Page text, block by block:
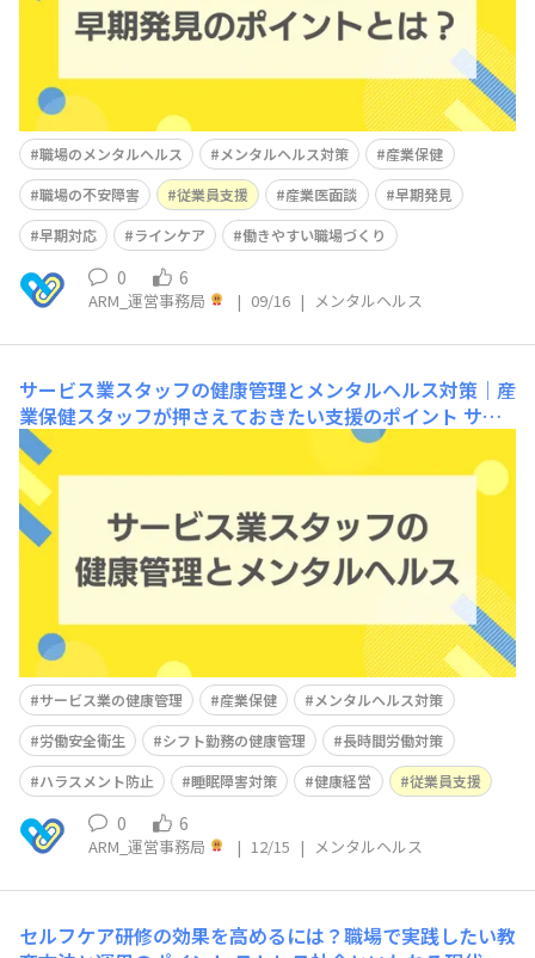
職場のメンタルヘルス メンタルヘルス対策
産業保健
職場の不安障害
従業員支援 産業医面談
早期発見
早期対応
ラインケア 働きやすい職場づくり
0 6
ARM_運営事務局 | 09/16 | メンタルヘルス
サービス業スタッフの健康管理とメンタルヘルス対策｜産
業保健スタッフが押さえておきたい支援のポイント サー
ビス業とは、小売・飲食・宿泊・介護など、人と直接関わ
る業務を担う職種を指します。非正規雇用やアルバイトが
多く、小規模事業所が多い点も特徴です。そのため、産業
医や保健師が配置されていない職場も少なくありません。
また、シフト勤務や長時間労働など勤務形態が多様で、健
康管理体制を整備しにくいという構造的
サービス業の健康管理 産業保健
メンタルヘルス対策
労働安全衛生
シフト勤務の健康管理
長時間労働対策
ハラスメント防止
睡眠障害対策 健康経営 従業員支援
0 6
ARM_運営事務局 | 12/15 | メンタルヘルス
セルフケア研修の効果を高めるには？職場で実践したい教